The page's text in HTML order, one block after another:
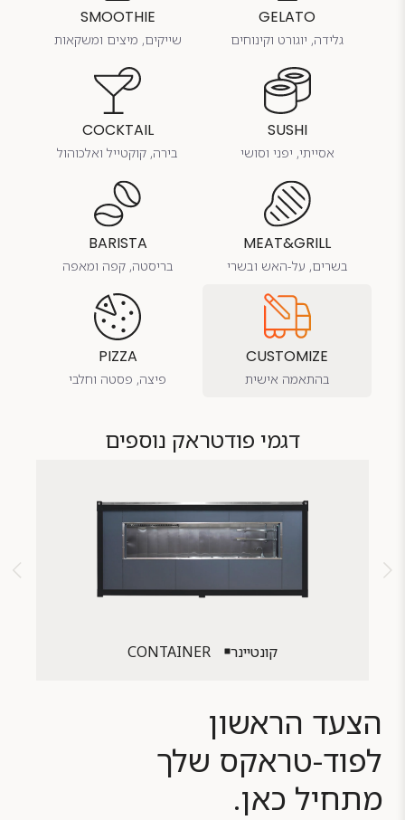
GELATO
גלידה, יוגורט וקינוחים
SMOOTHIE
שייקים, מיצים ומשקאות
SUSHI
אסייתי, יפני וסושי
COCKTAIL
בירה, קוקטייל ואלכוהול
MEAT&GRILL
בשרים, על-האש ובשרי
BARISTA
בריסטה, קפה ומאפה
CUSTOMIZE
בהתאמה אישית
PIZZA
פיצה, פסטה וחלבי
דגמי פודטראק נוספים
קונטיינר CONTAINER
הצעד הראשון
לפוד-טראקס שלך
מתחיל כאן.